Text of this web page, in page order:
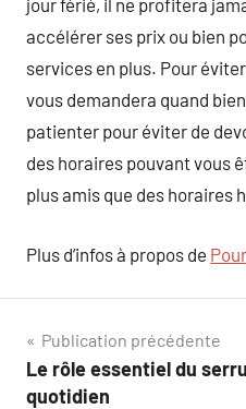
jour férié, il ne profitera
accélérer ses prix ou bien
services en plus. Pour
vous demandera quand
patienter pour éviter de
des horaires pouvant vous
plus amis que des horaires
Plus d’infos à propos de
Navigation
de
Publication précédente
Le rôle essentiel du
quotidien